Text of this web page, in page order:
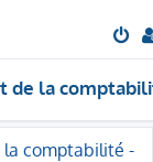
de la
la comptabilité -